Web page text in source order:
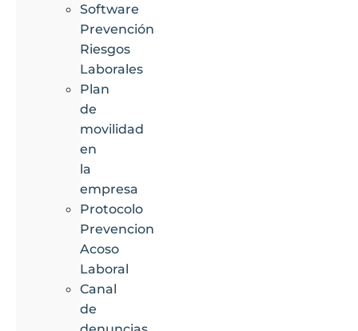
Software
Prevención
Riesgos
Laborales
Plan
de
movilidad
en
la
empresa
Protocolo
Prevencion
Acoso
Laboral
Canal
de